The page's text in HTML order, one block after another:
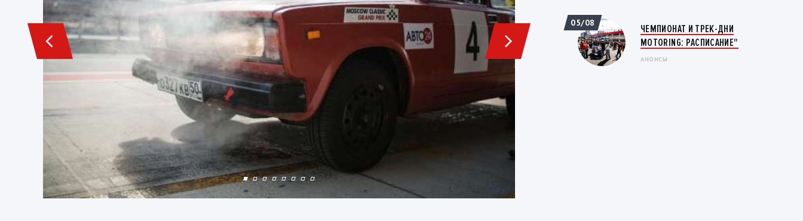
ЧЕМПИОНАТ И ТРЕК-ДНИ
MOTORING: РАСПИСАНИЕ"
АНОНСЫ
05/08